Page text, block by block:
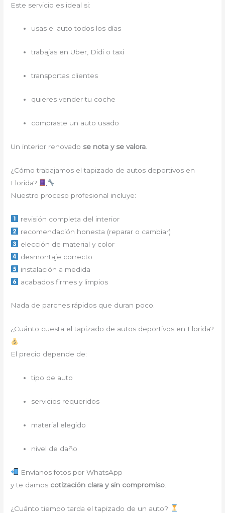
Este servicio es ideal si:
usas el auto todos los días
trabajas en Uber, Didi o taxi
transportas clientes
quieres vender tu coche
compraste un auto usado
Un interior renovado se nota y se valora
¿Cómo trabajamos el tapizado de autos deportivos en
Florida?
Nuestro proceso profesional incluye:
revisión completa del interior
recomendación honesta (reparar o cambiar)
elección de material y color
desmontaje correcto
instalación a medida
acabados firmes y limpios
Nada de parches rápidos que duran poco.
¿Cuánto cuesta el tapizado de autos deportivos en Florida?
El precio depende de:
tipo de auto
servicios requeridos
material elegido
nivel de daño
Envíanos fotos por WhatsApp
y te damos cotización clara y sin compromiso
¿Cuánto tiempo tarda el tapizado de un auto?